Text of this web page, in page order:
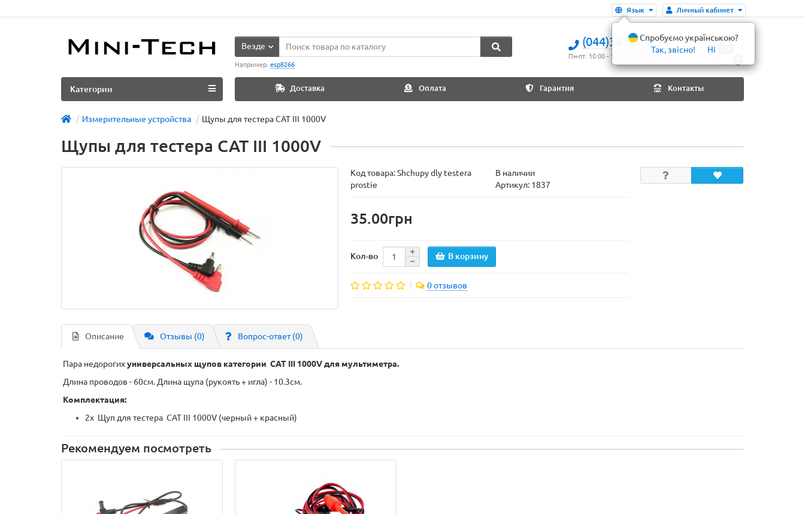
Личный кабинет
Язык
(044)383-37-25
Пн-пт: 10:00 - 17:00. Сб: 10:00 - 16:00
Везде
Например: esp8266
Доставка Оплата Гарантия Контакты
Категории
Измерительные устройства Щупы для тестера CAT III 1000V
Щупы для тестера CAT III 1000V
Код товара:Shchupy dly testera
prostie
В наличии
Артикул: 1837
35.00грн
Кол-во В корзину
0 отзывов
Описание Отзывы (0) Вопрос-ответ(0)
Пара недорогихуниверсальных щупов категории CAT III 1000V для мультиметра.
Длина проводов - 60см. Длина щупа (рукоять + игла) - 10.3см.
Комплектация:
2х Щуп для тестера CAT III 1000V (черный + красный)
Рекомендуем посмотреть
Спробуємо українською?
Так, звісно!
Ні